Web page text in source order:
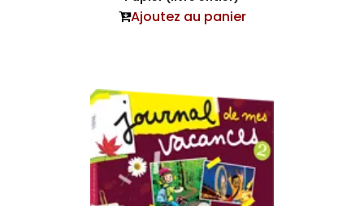
Ajoutez au panier